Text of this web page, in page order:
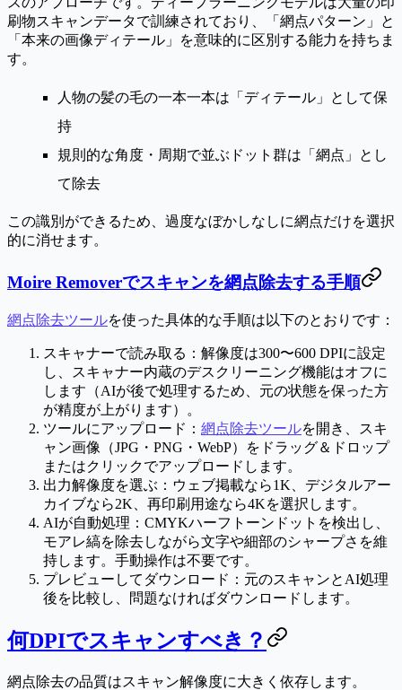
刷物スキャンデータで訓練されており、「網点パターン」と
「本来の画像ディテール」を意味的に区別する能力を持ちま
す。
人物の髪の毛の一本一本は「ディテール」として保
持
規則的な角度・周期で並ぶドット群は「網点」とし
て除去
この識別ができるため、過度なぼかしなしに網点だけを選択
的に消せます。
Moire Removerでスキャンを網点除去する手順
網点除去ツールを使った具体的な手順は以下のとおりです：
スキャナーで読み取る ：解像度は300〜600 DPIに設定
し、スキャナー内蔵のデスクリーニング機能はオフに
します（AIが後で処理するため、元の状態を保った方
が精度が上がります）。
ツールにアップロード ： 網点除去ツールを開き、スキ
ャン画像（JPG・PNG・WebP）をドラッグ＆ドロップ
またはクリックでアップロードします。
出力解像度を選ぶ ：ウェブ掲載なら1K 、デジタルアー
カイブなら2K 、再印刷用途なら4Kを選択します。
AIが自動処理 ：CMYKハーフトーンドットを検出し、
モアレ縞を除去しながら文字や細部のシャープさを維
持します。手動操作は不要です。
プレビューしてダウンロード ：元のスキャンとAI処理
後を比較し、問題なければダウンロードします。
何DPIでスキャンすべき？
網点除去の品質はスキャン解像度に大きく依存します。